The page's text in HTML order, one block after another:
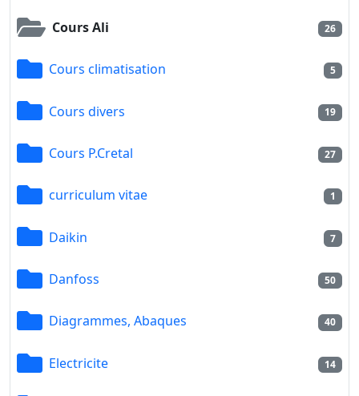
Cours Ali 26
Cours climatisation 5
Cours divers 19
Cours P.Cretal 27
curriculum vitae 1
Daikin 7
Danfoss 50
Diagrammes, Abaques 40
Electricite 14